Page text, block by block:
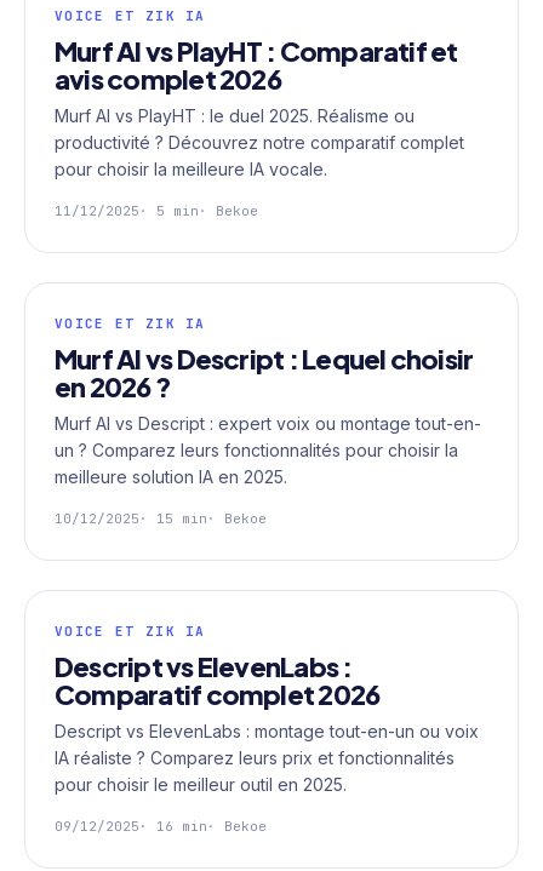
VOICE ET ZIK IA
Murf AI vs PlayHT : Comparatif et
avis complet 2026
Murf AI vs PlayHT : le duel 2025. Réalisme ou
productivité ? Découvrez notre comparatif complet
pour choisir la meilleure IA vocale.
11/12/2025 · 5 min · Bekoe
VOICE ET ZIK IA
Murf AI vs Descript : Lequel choisir
en 2026 ?
Murf AI vs Descript : expert voix ou montage tout-en-
un ? Comparez leurs fonctionnalités pour choisir la
meilleure solution IA en 2025.
10/12/2025 · 15 min · Bekoe
VOICE ET ZIK IA
Descript vs ElevenLabs :
Comparatif complet 2026
Descript vs ElevenLabs : montage tout-en-un ou voix
IA réaliste ? Comparez leurs prix et fonctionnalités
pour choisir le meilleur outil en 2025.
09/12/2025 · 16 min · Bekoe